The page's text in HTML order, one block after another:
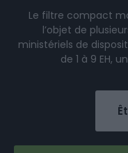
Le filtre compact
l’objet de
ministériels de
de 1 à 9 EH,